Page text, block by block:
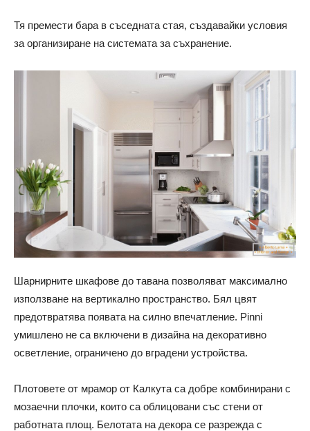
Тя премести бара в съседната стая, създавайки условия
за организиране на системата за съхранение.
Шарнирните шкафове до тавана позволяват максимално
използване на вертикално пространство. Бял цвят
предотвратява появата на силно впечатление. Pinni
умишлено не са включени в дизайна на декоративно
осветление, ограничено до вградени устройства.
Плотовете от мрамор от Калкута са добре комбинирани с
мозаечни плочки, които са облицовани със стени от
работната площ. Белотата на декора се разрежда с